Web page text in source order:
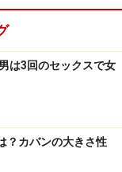
は3回のセックスで女
？カバンの大きさ性